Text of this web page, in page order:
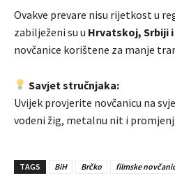
Ovakve prevare nisu rijetkost u
zabilježeni su u Hrvatskoj, Srbiji
novčanice korištene za manje
Savjet stručnjaka:
Uvijek provjerite novčanicu na
vodeni žig, metalnu nit i
TAGS BiH Brčko filmske